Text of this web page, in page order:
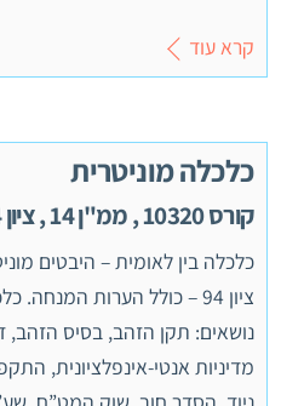
קרא עוד
כלכלה מוניטרית
קורס 10320 , ממ"ן 14 , ציון 94
נושאים: תקן הזהב, בסיס הזהב,
מדיניות אנטי-אינפלציונית,